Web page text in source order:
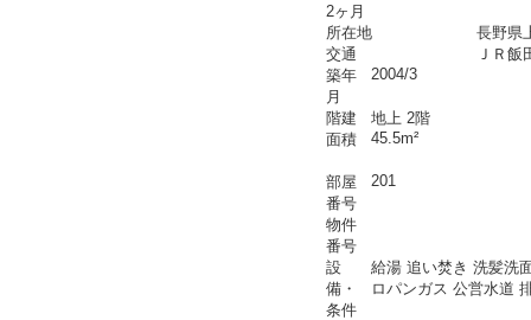
2ヶ月
所在地
長野県
交通
ＪＲ
築年
月
2004/3
階建
地上 2階
面積
45.5m²
部屋
番号
201
物件
番号
設
備・
条件
給湯 追い焚き 洗髪洗
ロパンガス 公営水道